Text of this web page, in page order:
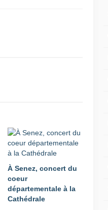
À Senez, concert du
coeur
départementale à la
Cathédrale